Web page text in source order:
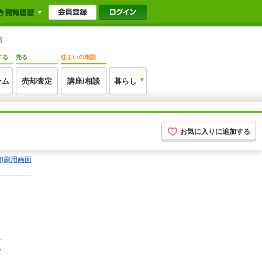
る
ム
売る
売却査定
住まいの相談
講座/相談 暮らし
お気に入りに追加する
刷用画面